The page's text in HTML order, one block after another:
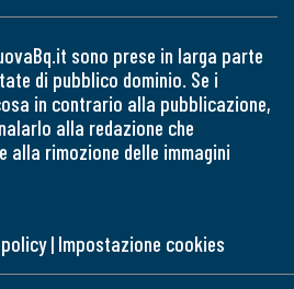
sono prese in larga parte
di pubblico dominio. Se i
in contrario alla pubblicazione,
alla redazione che
alla rimozione delle immagini
| Impostazione cookies